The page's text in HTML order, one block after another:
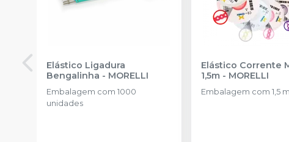
Elástico Ligadura
Bengalinha - MORELLI
Embalagem com 1000
unidades
Elástico Corrente
1,5m - MORELLI
Embalagem com 1,5